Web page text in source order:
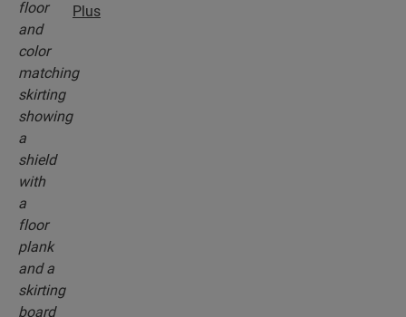
d’accessoires, parmi lesquels des sous-couches,
Plus